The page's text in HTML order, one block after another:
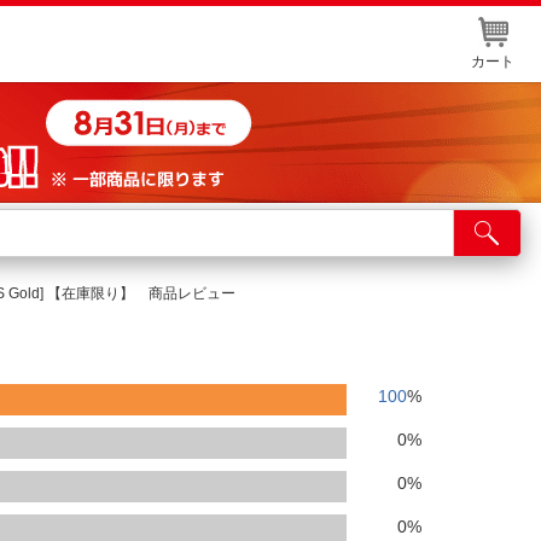
カート
舗サービス
ト取り置き
Gold] 【在庫限り】 商品レビュー
100%
0%
0%
0%